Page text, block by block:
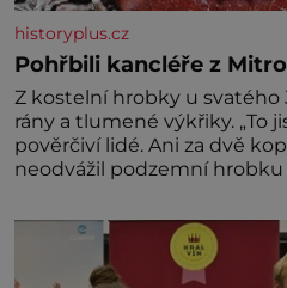
historyplus.cz
Pohřbili kancléře z
Z kostelní hrobky u svatého
rány a tlumené výkřiky. „To
pověrčiví lidé. Ani za dvě
neodvážil podzemní
divné burácení skutečně
později hrobku